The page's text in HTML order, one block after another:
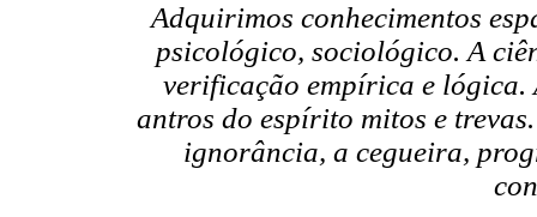
Adquirimos conhecimentos
psicológico, sociológico. A
verificação empírica e lógica.
antros do espírito mitos e
ignorância, a cegueira,